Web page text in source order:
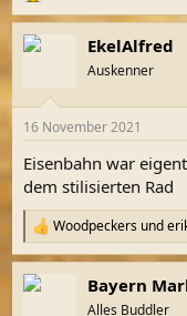
EkelAlfred
Auskenner
16 November 2021
Eisenbahn war
dem stilisierten Rad
R
e
a
k
Woodpeckers und
Bayern
Alles Buddler